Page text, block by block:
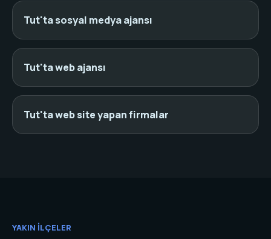
Tut'ta sosyal medya ajansı
Tut'ta web ajansı
Tut'ta web site yapan firmalar
YAKIN İLÇELER